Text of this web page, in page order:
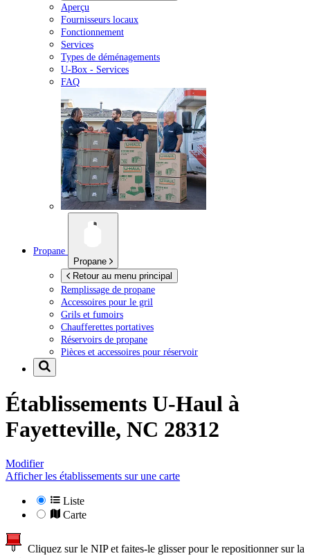
Aperçu
Fournisseurs locaux
Fonctionnement
Services
Types de déménagements
U-Box - Services
FAQ
Propane
Propane
Retour au menu principal
Remplissage de propane
Accessoires pour le gril
Grils et fumoirs
Chaufferettes portatives
Réservoirs de propane
Pièces et accessoires pour réservoir
Établissements U-Haul à
Fayetteville, NC 28312
Modifier
Afficher les établissements sur une carte
Liste
Carte
Cliquez sur le NIP et faites-le glisser pour le repositionner sur la